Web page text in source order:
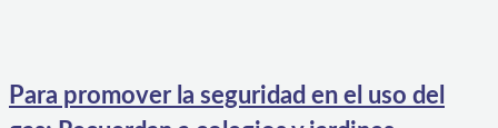
Para promover la seguridad en el uso del